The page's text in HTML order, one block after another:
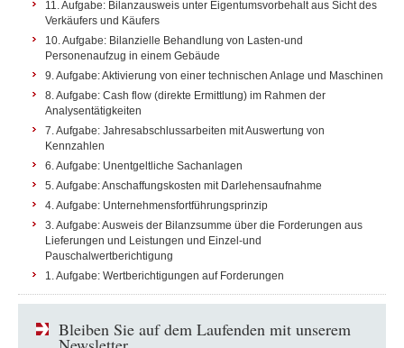
11. Aufgabe: Bilanzausweis unter Eigentumsvorbehalt aus Sicht des
Verkäufers und Käufers
10. Aufgabe: Bilanzielle Behandlung von Lasten-und
Personenaufzug in einem Gebäude
9. Aufgabe: Aktivierung von einer technischen Anlage und Maschinen
8. Aufgabe: Cash flow (direkte Ermittlung) im Rahmen der
Analysentätigkeiten
7. Aufgabe: Jahresabschlussarbeiten mit Auswertung von
Kennzahlen
6. Aufgabe: Unentgeltliche Sachanlagen
5. Aufgabe: Anschaffungskosten mit Darlehensaufnahme
4. Aufgabe: Unternehmensfortführungsprinzip
3. Aufgabe: Ausweis der Bilanzsumme über die Forderungen aus
Lieferungen und Leistungen und Einzel-und
Pauschalwertberichtigung
1. Aufgabe: Wertberichtigungen auf Forderungen
Bleiben Sie auf dem Laufenden mit unserem